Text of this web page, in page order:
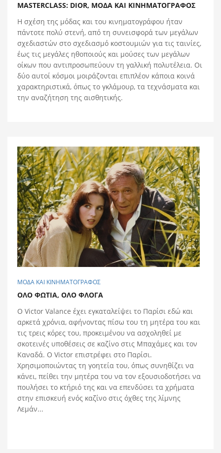
MASTERCLASS: DIOR, ΜΟΔΑ ΚΑΙ ΚΙΝΗΜΑΤΟΓΡΑΦΟΣ
Η σχέση της μόδας και του κινηματογράφου ήταν
πάντοτε πολύ στενή, από τη συνεισφορά των μεγάλων
σχεδιαστών στο σχεδιασμό κοστουμιών για τις ταινίες,
έως τις μεγάλες ηθοποιούς και μούσες των μεγάλων
οίκων που αντιπροσωπεύουν τη γαλλική πολυτέλεια. Οι
δύο αυτοί κόσμοι μοιράζονται επιπλέον κάποια κοινά
χαρακτηριστικά, όπως το γκλάμουρ, τα τεχνάσματα και
την αναζήτηση της αισθητικής.
ΜΟΔΑ ΚΑΙ ΚΙΝΗΜΑΤΟΓΡΑΦΟΣ
OΛΟ ΦΩΤΙΑ, OΛΟ ΦΛOΓΑ
Ο Victor Valance έχει εγκαταλείψει το Παρίσι εδώ και
αρκετά χρόνια, αφήνοντας πίσω του τη μητέρα του και
τις τρεις κόρες του, προκειμένου να ασχοληθεί με
σκοτεινές υποθέσεις σε καζίνο στις Μπαχάμες και τον
Καναδά. Ο Victor επιστρέφει στο Παρίσι.
Χρησιμοποιώντας τη γοητεία του, όπως συνηθίζει να
κάνει, πείθει την μητέρα του να τον εξουσιοδοτήσει να
πουλήσει το κτήριό της και να επενδύσει τα χρήματα
στην επισκευή ενός καζίνο στις όχθες της λίμνης
Λεμάν...